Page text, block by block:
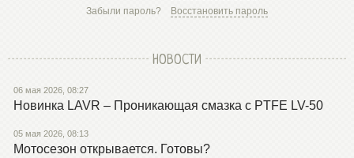
Забыли пароль? Восстановить пароль
НОВОСТИ
06 мая 2026, 08:27
Новинка LAVR – Проникающая смазка с PTFE LV-50
05 мая 2026, 08:13
Мотосезон открывается. Готовы?